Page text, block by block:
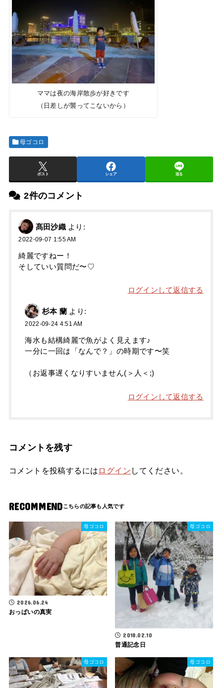
ママは夜の海岸散歩が好きです
（日差しが襲ってこないから）
母ゴコロ
ポスト シェア 送る
2件のコメント
髙田沙織 より:
2022-09-07 1:55 AM
綺麗ですねー！
そしていい質問だ〜♡
ログインして返信する
杉本 蘭 より:
2022-09-24 4:51 AM
海水も結構綺麗で魚がよく見えます♪
一分に一回は「なんで？」の時期です〜笑
（お返事遅くなりすいません(＞人＜;)
ログインして返信する
コメントを残す
コメントを投稿するには ログイン してください。
RECOMMEND
母ゴコロ
2026.06.24
おっぱいの真実
母ゴコロ
2018.02.10
普通記念日
母ゴコロ 母ゴコロ